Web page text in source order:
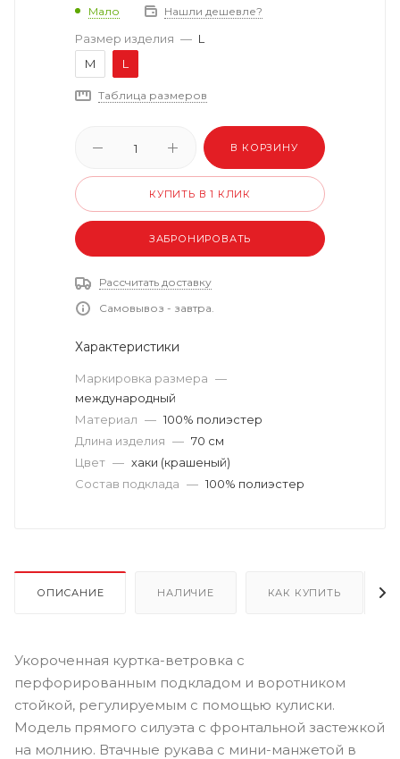
Мало Нашли дешевле?
Размер изделия — L
M
L
Таблица размеров
В КОРЗИНУ
КУПИТЬ В 1 КЛИК
ЗАБРОНИРОВАТЬ
Рассчитать доставку
Самовывоз - завтра.
Характеристики
Маркировка размера —
международный
Материал — 100% полиэстер
Длина изделия — 70 см
Цвет — хаки (крашеный)
Состав подклада — 100% полиэстер
ОПИСАНИЕ НАЛИЧИЕ КАК КУПИТЬ
Укороченная куртка-ветровка с
перфорированным подкладом и воротником
стойкой, регулируемым с помощью кулиски.
Модель прямого силуэта с фронтальной застежкой
на молнию. Втачные рукава с мини-манжетой в